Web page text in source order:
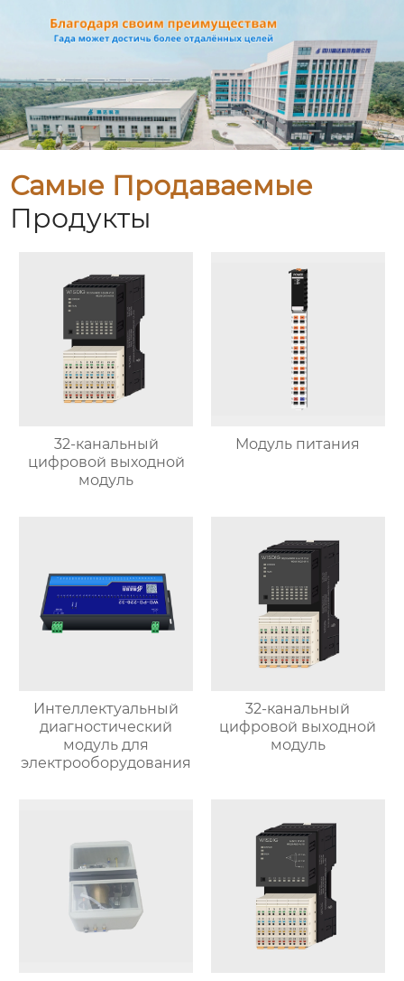
Самые Продаваемые
Продукты
32-канальный
цифровой выходной
модуль
Модуль питания
Интеллектуальный
диагностический
модуль для
электрооборудования
32-канальный
цифровой выходной
модуль